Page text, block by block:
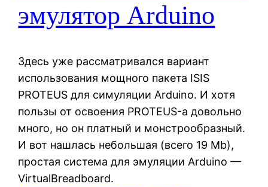
эмулятор Arduino
Здесь уже рассматривался вариант
использования мощного пакета ISIS
PROTEUS для симуляции Arduino. И хотя
пользы от освоения PROTEUS-а довольно
много, но он платный и монстрообразный.
И вот нашлась небольшая (всего 19 Mb),
простая система для эмуляции Arduino —
VirtualBreadboard.